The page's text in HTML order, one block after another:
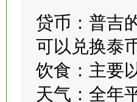
贷币：普吉
可以兑换泰
饮食：主要